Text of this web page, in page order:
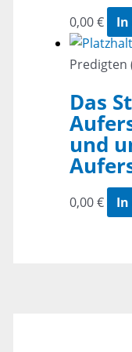
0,00€ In
Predigten
Das
und
0,00€ In